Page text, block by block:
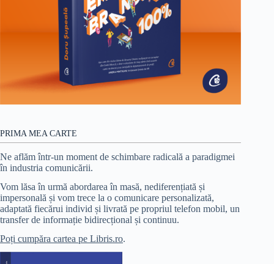
PRIMA MEA CARTE
Ne aflăm într-un moment de schimbare radicală a paradigmei
în industria comunicării.
Vom lăsa în urmă abordarea în masă, nediferențiată și
impersonală și vom trece la o comunicare personalizată,
adaptată fiecărui individ și livrată pe propriul telefon mobil, un
transfer de informație bidirecțional și continuu.
Poți cumpăra cartea pe Libris.ro.